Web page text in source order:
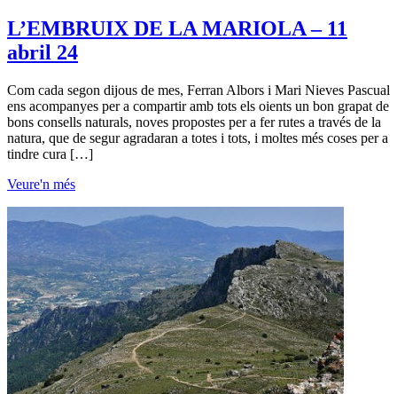
L’EMBRUIX DE LA MARIOLA – 11
abril 24
Com cada segon dijous de mes, Ferran Albors i Mari Nieves Pascual
ens acompanyes per a compartir amb tots els oients un bon grapat de
bons consells naturals, noves propostes per a fer rutes a través de la
natura, que de segur agradaran a totes i tots, i moltes més coses per a
tindre cura […]
Veure'n més